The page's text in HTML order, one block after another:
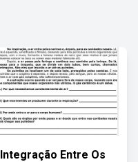
Integração Entre Os